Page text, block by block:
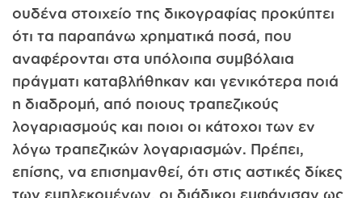
ουδένα στοιχείο της δικογραφίας προκύπτει
ότι τα παραπάνω χρηματικά ποσά, που
αναφέρονται στα υπόλοιπα συμβόλαια
πράγματι καταβλήθηκαν και γενικότερα ποιά
η διαδρομή, από ποιους τραπεζικούς
λογαριασμούς και ποιοι οι κάτοχοι των εν
λόγω τραπεζικών λογαριασμών. Πρέπει,
επίσης, να επισημανθεί, ότι στις αστικές δίκες
των εμπλεκομένων, οι διάδικοι εμφάνισαν ως